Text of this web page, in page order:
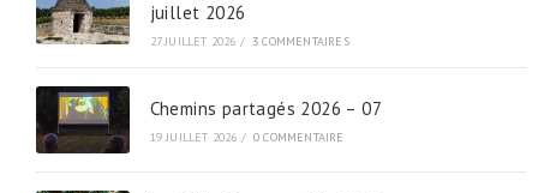
juillet 2026
27 JUILLET 2026 / 3 COMMENTAIRES
Chemins partagés 2026 – 07
19 JUILLET 2026 / 0 COMMENTAIRE